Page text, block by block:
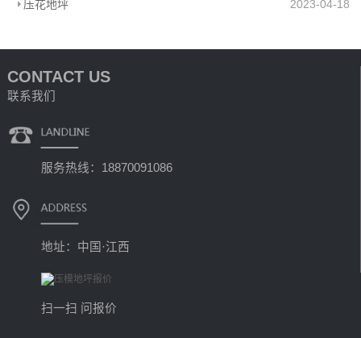
压花地坪
2023-04-18
CONTACT US
联系我们
服务热线：18870091086
地址：中国·江西
扫一扫 问报价